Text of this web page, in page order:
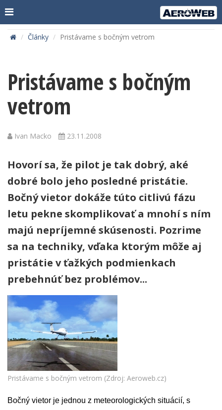
Články Pristávame s bočným vetrom
Pristávame s bočným
vetrom
Ivan Macko 23.11.2008
Hovorí sa, že pilot je tak dobrý, aké
dobré bolo jeho posledné pristátie.
Bočný vietor dokáže túto citlivú fázu
letu pekne skomplikovať a mnohí s ním
majú nepríjemné skúsenosti. Pozrime
sa na techniky, vďaka ktorým môže aj
pristátie v ťažkých podmienkach
prebehnúť bez problémov...
Pristávame s bočným vetrom (Zdroj: Aeroweb.cz)
Bočný vietor je jednou z meteorologických situácií, s